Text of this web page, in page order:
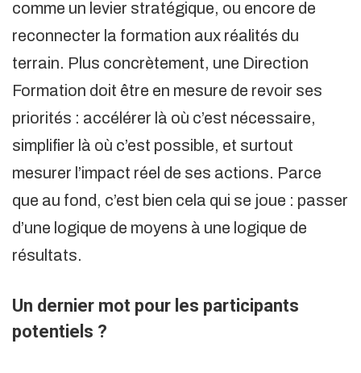
comme un levier stratégique, ou encore de
reconnecter la formation aux réalités du
terrain. Plus concrètement, une Direction
Formation doit être en mesure de revoir ses
priorités : accélérer là où c’est nécessaire,
simplifier là où c’est possible, et surtout
mesurer l’impact réel de ses actions. Parce
que au fond, c’est bien cela qui se joue : passer
d’une logique de moyens à une logique de
résultats.
Un dernier mot pour les participants
potentiels ?